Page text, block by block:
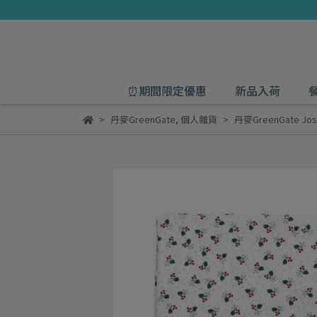
⏰期間限定優惠 新品入荷
丹麥GreenGate, 個人雜貨 丹麥GreenGate